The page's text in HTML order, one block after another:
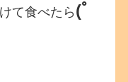
て食べたら (ﾟ